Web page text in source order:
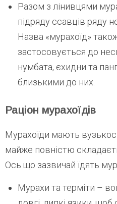
Разом з лінивцями
підряду ссавців ряду
Назва «мурахоїд»
застосовується до
нумбата, єхидни та
близькими до них.
Раціон мурахоїдів
Мурахоїди мають
майже повністю
Ось що зазвичай їдять
Мурахи та терміти –